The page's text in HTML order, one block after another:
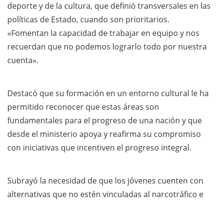
deporte y de la cultura, que definió transversales en las
políticas de Estado, cuando son prioritarios.
«Fomentan la capacidad de trabajar en equipo y nos
recuerdan que no podemos lograrlo todo por nuestra
cuenta».
Destacó que su formación en un entorno cultural le ha
permitido reconocer que estas áreas son
fundamentales para el progreso de una nación y que
desde el ministerio apoya y reafirma su compromiso
con iniciativas que incentiven el progreso integral.
Subrayó la necesidad de que los jóvenes cuenten con
alternativas que no estén vinculadas al narcotráfico e